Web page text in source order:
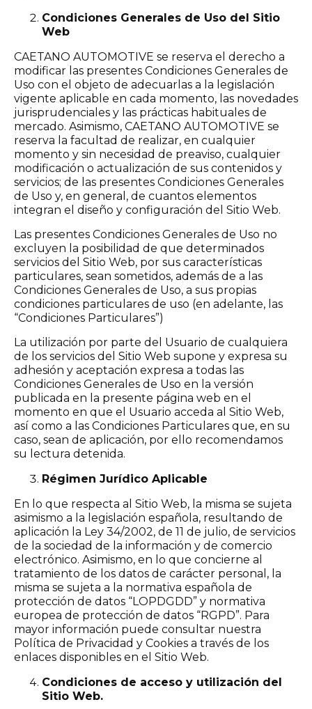
Condiciones Generales de Uso del Sitio
Web
CAETANO AUTOMOTIVE se reserva el derecho a
modificar las presentes Condiciones Generales de
Uso con el objeto de adecuarlas a la legislación
vigente aplicable en cada momento, las novedades
jurisprudenciales y las prácticas habituales de
mercado. Asimismo, CAETANO AUTOMOTIVE se
reserva la facultad de realizar, en cualquier
momento y sin necesidad de preaviso, cualquier
modificación o actualización de sus contenidos y
servicios; de las presentes Condiciones Generales
de Uso y, en general, de cuantos elementos
integran el diseño y configuración del Sitio Web.
Las presentes Condiciones Generales de Uso no
excluyen la posibilidad de que determinados
servicios del Sitio Web, por sus características
particulares, sean sometidos, además de a las
Condiciones Generales de Uso, a sus propias
condiciones particulares de uso (en adelante, las
“Condiciones Particulares”)
La utilización por parte del Usuario de cualquiera
de los servicios del Sitio Web supone y expresa su
adhesión y aceptación expresa a todas las
Condiciones Generales de Uso en la versión
publicada en la presente página web en el
momento en que el Usuario acceda al Sitio Web,
así como a las Condiciones Particulares que, en su
caso, sean de aplicación, por ello recomendamos
su lectura detenida.
Régimen Jurídico Aplicable
En lo que respecta al Sitio Web, la misma se sujeta
asimismo a la legislación española, resultando de
aplicación la Ley 34/2002, de 11 de julio, de servicios
de la sociedad de la información y de comercio
electrónico. Asimismo, en lo que concierne al
tratamiento de los datos de carácter personal, la
misma se sujeta a la normativa española de
protección de datos “LOPDGDD” y normativa
europea de protección de datos “RGPD”. Para
mayor información puede consultar nuestra
Política de Privacidad y Cookies a través de los
enlaces disponibles en el Sitio Web.
Condiciones de acceso y utilización del
Sitio Web.